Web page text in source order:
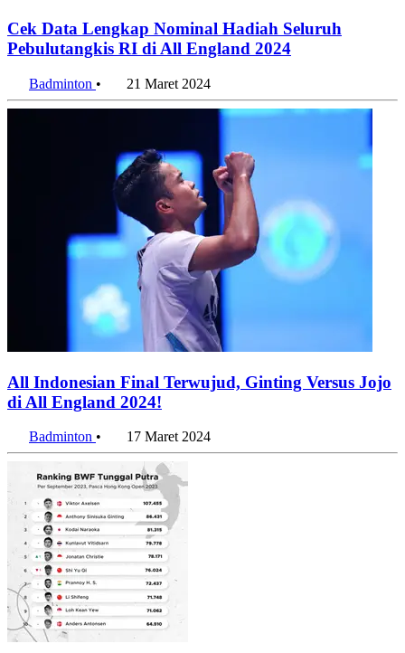
Cek Data Lengkap Nominal Hadiah Seluruh
Pebulutangkis RI di All England 2024
Badminton • 21 Maret 2024
All Indonesian Final Terwujud, Ginting Versus Jojo
di All England 2024!
Badminton • 17 Maret 2024